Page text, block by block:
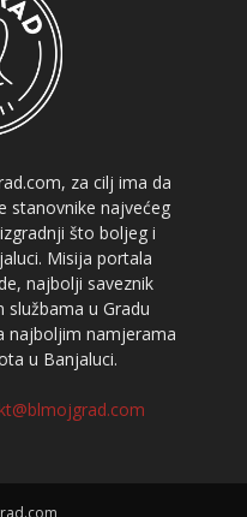
za cilj ima da
stanovnike najvećeg
što boljeg i
Misija portala
najbolji saveznik
službama u Gradu
najboljim namjerama
u Banjaluci.